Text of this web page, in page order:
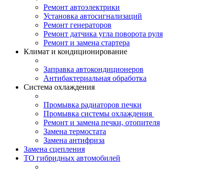
Ремонт автоэлектрики
Установка автосигнализаций
Ремонт генераторов
Ремонт датчика угла поворота руля
Ремонт и замена стартера
Климат и кондиционирование
Заправка автокондиционеров
Антибактериальная обработка
Система охлаждения
Промывка радиаторов печки
Промывка системы охлаждения
Ремонт и замена печки, отопителя
Замена термостата
Замена антифриза
Замена сцепления
ТО гибридных автомобилей